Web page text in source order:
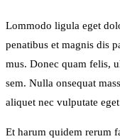
Lommodo ligula eget
penatibus et magnis dis
mus. Donec quam felis,
sem. Nulla onsequat
aliquet nec vulputate
Et harum quidem rerum